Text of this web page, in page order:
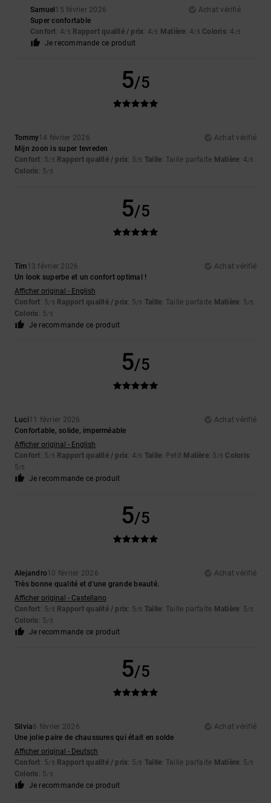
Samuel 15 février 2026
Achat vérifié
Super confortable
Confort: 4/5 Rapport qualité / prix: 4/5 Matière: 4/5 Coloris: 4 /5
Je recommande ce produit
5/5
Tommy14 février 2026
Achat vérifié
Mijn zoon is super tevreden
Confort: 5/5 Rapport qualité / prix: 5/5 Taille: Taille parfaite Matière: 4/5
Coloris: 5/5
5/5
Tim13 février 2026
Achat vérifié
Un look superbe et un confort optimal !
Afficher original - English
Confort: 5/5 Rapport qualité / prix: 5/5 Taille: Taille parfaite Matière: 5/5
Coloris: 5/5
Je recommande ce produit
5/5
Luci11 février 2026
Achat vérifié
Confortable, solide, imperméable
Afficher original - English
Confort: 5/5 Rapport qualité / prix: 4/5 Taille: Petit Matière: 5 /5 Coloris:
5/5
Je recommande ce produit
5/5
Alejandro10 février 2026
Achat vérifié
Très bonne qualité et d'une grande beauté.
Afficher original - Castellano
Confort: 5/5 Rapport qualité / prix: 5/5 Taille: Taille parfaite Matière: 5/5
Coloris: 5/5
Je recommande ce produit
5/5
Silvia6 février 2026
Achat vérifié
Une jolie paire de chaussures qui était en solde
Afficher original - Deutsch
Confort: 5/5 Rapport qualité / prix: 5/5 Taille: Taille parfaite Matière: 5/5
Coloris: 5/5
Je recommande ce produit